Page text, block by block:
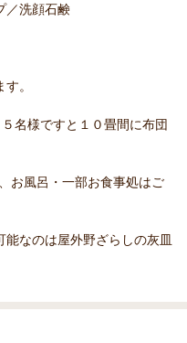
／洗顔石鹸
。
名様ですと１０畳間に布団
お風呂・一部お食事処はご
なのは屋外野ざらしの灰皿